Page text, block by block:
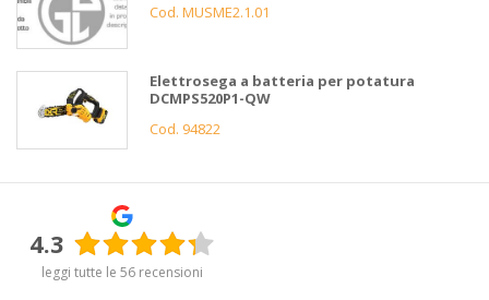
Cod. MUSME2.1.01
Elettrosega a batteria per potatura
DCMPS520P1-QW
Cod. 94822
4.3
leggi tutte le 56 recensioni